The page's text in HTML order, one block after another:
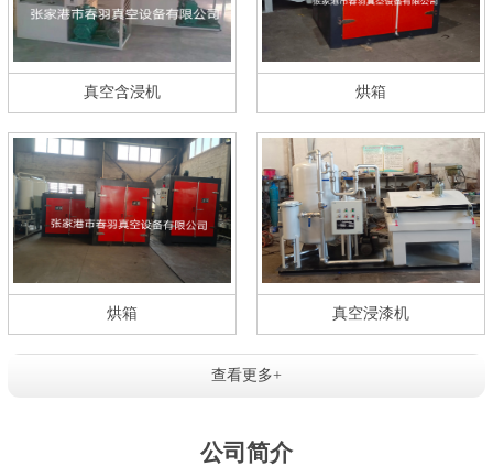
真空含浸机 烘箱
烘箱 真空浸漆机
查看更多+
公司简介